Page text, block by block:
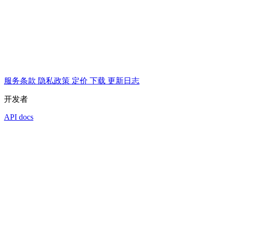
服务条款 隐私政策 定价 下载 更新日志
开发者
API docs